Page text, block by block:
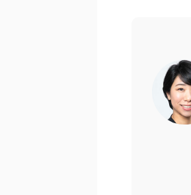
モノの家計管理術」を身につける。AI